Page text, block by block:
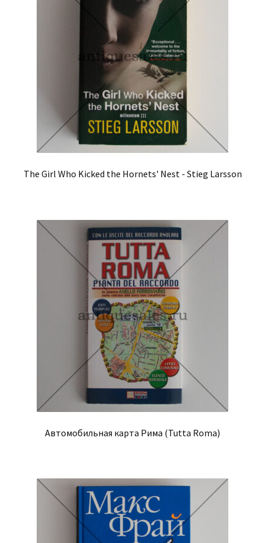
The Girl Who Kicked the Hornets' Nest - Stieg Larsson
Автомобильная карта Рима (Tutta Roma)